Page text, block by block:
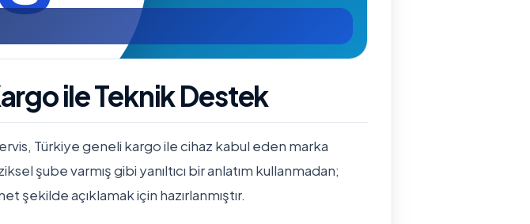
ile Teknik Destek
Türkiye geneli kargo ile cihaz kabul eden marka
şube varmış gibi yanıltıcı bir anlatım kullanmadan;
şekilde açıklamak için hazırlanmıştır.